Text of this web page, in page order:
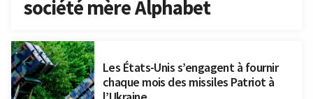
société mère Alphabet
Les États-Unis s’engagent à fournir
chaque mois des missiles Patriot à